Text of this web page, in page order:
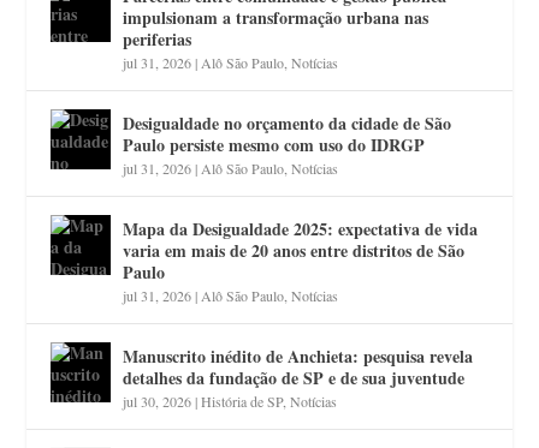
impulsionam a transformação urbana nas
periferias
jul 31, 2026| Alô São Paulo ,Notícias
Desigualdade no orçamento da cidade de São
Paulo persiste mesmo com uso do IDRGP
jul 31, 2026| Alô São Paulo ,Notícias
Mapa da Desigualdade 2025: expectativa de vida
varia em mais de 20 anos entre distritos de São
Paulo
jul 31, 2026| Alô São Paulo ,Notícias
Manuscrito inédito de Anchieta: pesquisa revela
detalhes da fundação de SP e de sua juventude
jul 30, 2026|História de SP,Notícias